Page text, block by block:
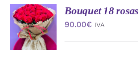
AÑADIR
AL
CARRITO
/
DETALLES
Bouquet 18
90.00€ IVA